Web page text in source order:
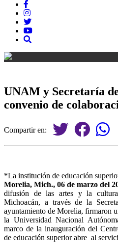
UNAM y Secretaría
convenio de
Compartir en:
*La institución de educación
Morelia, Mich., 06 de marzo del
difusión de las artes y la
Michoacán, a través de la
ayuntamiento de Morelia, firmaron
la Universidad Nacional
marco de la inauguración del
de educación superior abre al